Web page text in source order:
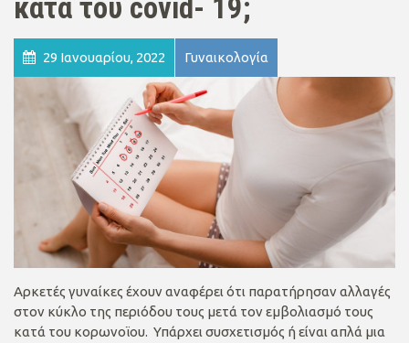
κατά του covid- 19;
29 Ιανουαρίου, 2022 Γυναικολογία
Αρκετές γυναίκες έχουν αναφέρει ότι παρατήρησαν αλλαγές
στον κύκλο της περιόδου τους μετά τον εμβολιασμό τους
κατά του κορωνοϊου. Υπάρχει συσχετισμός ή είναι απλά μια